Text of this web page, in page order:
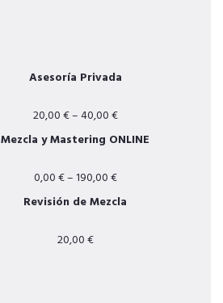
Asesoría Privada
20,00€–40,00€
Mezcla y Mastering ONLINE
0,00€–190,00€
Revisión de Mezcla
20,00€